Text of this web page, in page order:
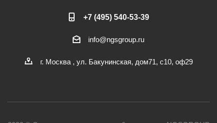
+7 (495) 540-53-39
info@ngsgroup.ru
г. Москва , ул. Бакунинская, дом71, с10, оф29